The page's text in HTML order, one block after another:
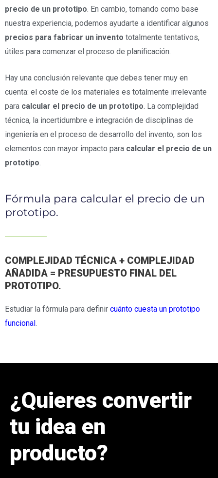
precio de un prototipo. En cambio, tomando como base
nuestra experiencia, podemos ayudarte a identificar algunos
precios para fabricar un invento totalmente tentativos,
útiles para comenzar el proceso de planificación.
Hay una conclusión relevante que debes tener muy en
cuenta: el coste de los materiales es totalmente irrelevante
para calcular el precio de un prototipo. La complejidad
técnica, la incertidumbre e integración de disciplinas de
ingeniería en el proceso de desarrollo del invento, son los
elementos con mayor impacto para calcular el precio de un
prototipo.
Fórmula para calcular el precio de un
prototipo.
COMPLEJIDAD TÉCNICA + COMPLEJIDAD
AÑADIDA = PRESUPUESTO FINAL DEL
PROTOTIPO.
Estudiar la fórmula para definir cuánto cuesta un prototipo
funcional.
¿Quieres convertir
tu idea en
producto?